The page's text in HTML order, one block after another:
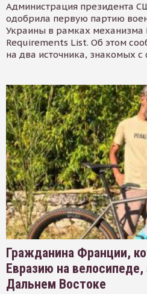
Администрация президента
одобрила первую партию
Украины в рамках механизма
Requirements List. Об этом
на два источника, знакомых с
Гражданина Франции,
Евразию на велосипеде,
Дальнем Востоке